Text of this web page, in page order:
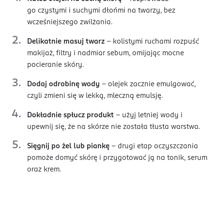
go czystymi i suchymi dłońmi na twarzy, bez
wcześniejszego zwilżania.
Delikatnie masuj twarz – kolistymi ruchami rozpuść
makijaż, filtry i nadmiar sebum, omijając mocne
pocieranie skóry.
Dodaj odrobinę wody – olejek zacznie emulgować,
czyli zmieni się w lekką, mleczną emulsję.
Dokładnie spłucz produkt – użyj letniej wody i
upewnij się, że na skórze nie została tłusta warstwa.
Sięgnij po żel lub piankę – drugi etap oczyszczania
pomoże domyć skórę i przygotować ją na tonik, serum
oraz krem.